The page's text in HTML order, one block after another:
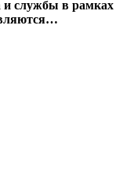
и службы в рамках